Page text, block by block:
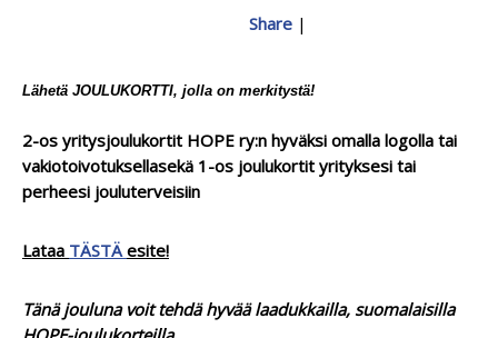
Share |
Lähetä JOULUKORTTI, jolla on merkitystä!
2-os yritysjoulukortit HOPE ry:n hyväksi omalla logolla tai
vakiotoivotuksellasekä 1-os joulukortit yrityksesi tai
perheesi jouluterveisiin
Lataa TÄSTÄ esite!
Tänä jouluna voit tehdä hyvää laadukkailla, suomalaisilla